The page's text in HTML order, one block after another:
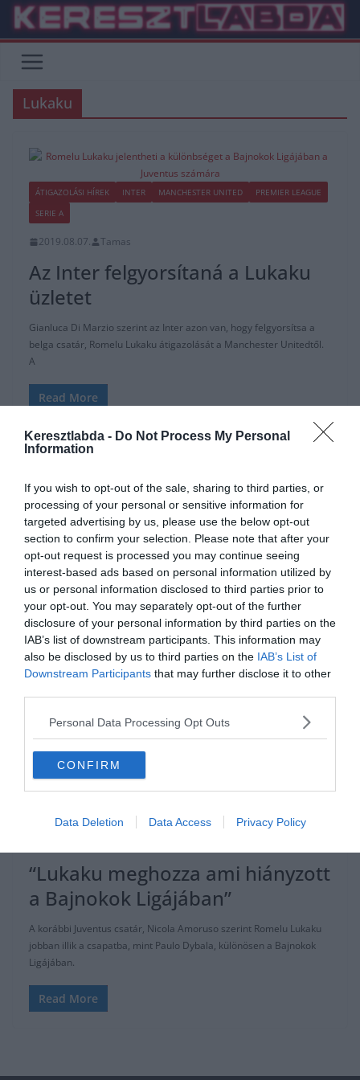
Keresztlabda - Do Not Process My Personal
Information
If you wish to opt-out of the sale, sharing to third parties, or
processing of your personal or sensitive information for
targeted advertising by us, please use the below opt-out
section to confirm your selection. Please note that after your
opt-out request is processed you may continue seeing
interest-based ads based on personal information utilized by
us or personal information disclosed to third parties prior to
your opt-out. You may separately opt-out of the further
disclosure of your personal information by third parties on the
IAB’s list of downstream participants. This information may
also be disclosed by us to third parties on the IAB’s List of
Downstream Participants that may further disclose it to other
Personal Data Processing Opt Outs
CONFIRM
Data Deletion Data Access Privacy Policy
Skip
content
Lukaku
ÁTIGAZOLÁSI HÍREK INTER MANCHESTER UNITED
PREMIER LEAGUE
SERIE A
2019.08.07. Tamas
Az Inter felgyorsítaná a Lukaku
üzletet
Gianluca Di Marzio szerint az Inter azon van, hogy felgyorsítsa a
belga csatár, Romelu Lukaku átigazolását a Manchester Unitedtől.
A
Read More
ÁTIGAZOLÁSI HÍREK INTER MANCHESTER UNITED
PREMIER LEAGUE
SERIE A
2019.08.05. Tamas
Az Inter újabb ajánlattal készül
Lukaku-ért
Az Inter újra versenybe száll Romelu Lukaku leigazolásáért, miután
a Manchester United kiszállt a Juventus-szal való Dybala
csereüzletből. A Manchester
“Lukaku meghozza ami hiányzott
a Bajnokok Ligájában”
A korábbi Juventus csatár, Nicola Amoruso szerint Romelu Lukaku
jobban illik a csapatba, mint Paulo Dybala, különösen a Bajnokok
Ligájában.
Read More